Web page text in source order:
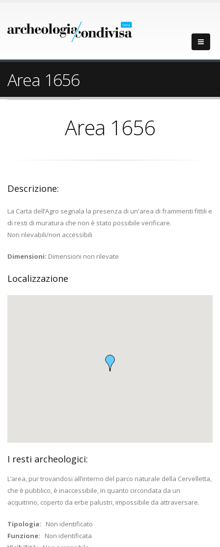
Area 1656
Area 1656
Descrizione:
La Carta dell’Agro segnala la presenza di un'area di frammenti fittili e
di resti di muratura che non è stato possibile verificare.
Non rilevabili/non accessibili
Dimensioni: Dimensioni non rilevate
Localizzazione
I resti archeologici:
L’area, pur trovandosi all’interno del parco naturale della Cervelletta,
che è pubblico, è inaccessibile, in quanto circondata da un
acquitrino, coperto da erbe palustri, impossibile da attraversare.
Tipologia: Non identificato
Funzione: Non identificata